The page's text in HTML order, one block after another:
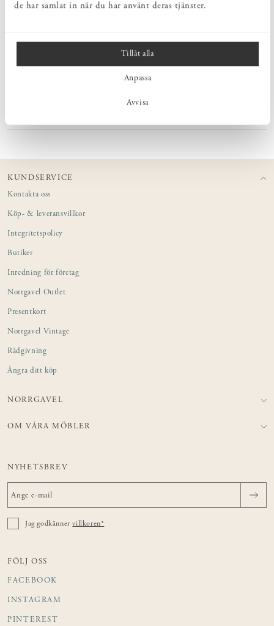
de har samlat in när du har använt deras tjänster.
Tillåt alla
Anpassa
Avvisa
tillverkas till största del i Sverige. Ett fåtal komponenter produceras
KUNDSERVICE
Kontakta oss
Köp- & leveransvillkor
Integritetspolicy
Butiker
Inredning för företag
Norrgavel Outlet
Presentkort
Norrgavel Vintage
Rådgivning
Ångra ditt köp
NORRGAVEL
OM VÅRA MÖBLER
NYHETSBREV
Jag godkännervillkoren*
FÖLJ OSS
FACEBOOK
INSTAGRAM
PINTEREST